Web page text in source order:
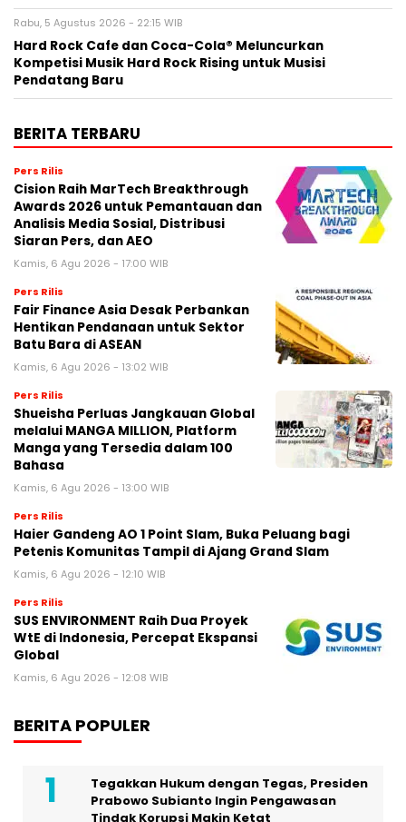
Rabu, 5 Agustus 2026 - 22:15 WIB
Hard Rock Cafe dan Coca-Cola® Meluncurkan
Kompetisi Musik Hard Rock Rising untuk Musisi
Pendatang Baru
BERITA TERBARU
Pers Rilis
Cision Raih MarTech Breakthrough
Awards 2026 untuk Pemantauan dan
Analisis Media Sosial, Distribusi
Siaran Pers, dan AEO
Kamis, 6 Agu 2026 - 17:00 WIB
Pers Rilis
Fair Finance Asia Desak Perbankan
Hentikan Pendanaan untuk Sektor
Batu Bara di ASEAN
Kamis, 6 Agu 2026 - 13:02 WIB
Pers Rilis
Shueisha Perluas Jangkauan Global
melalui MANGA MILLION, Platform
Manga yang Tersedia dalam 100
Bahasa
Kamis, 6 Agu 2026 - 13:00 WIB
Pers Rilis
Haier Gandeng AO 1 Point Slam, Buka Peluang bagi
Petenis Komunitas Tampil di Ajang Grand Slam
Kamis, 6 Agu 2026 - 12:10 WIB
Pers Rilis
SUS ENVIRONMENT Raih Dua Proyek
WtE di Indonesia, Percepat Ekspansi
Global
Kamis, 6 Agu 2026 - 12:08 WIB
BERITA POPULER
Tegakkan Hukum dengan Tegas, Presiden
Prabowo Subianto Ingin Pengawasan
Tindak Korupsi Makin Ketat